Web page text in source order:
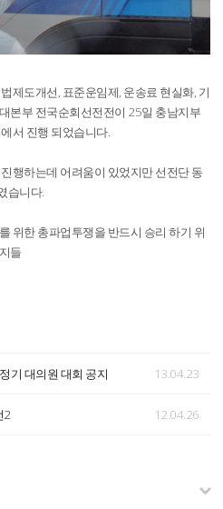
제도개선, 표준운임제, 운송료 현실화, 기
본부 전국순회선전전이 25일 충남지부
서 진행 되었습니다.
행하는데 어려움이 있었지만 선전단 동
습니다.
위한 총파업투쟁을 반드시 승리 하기 위
들
기 대의원 대회 공지 13.04.23
2 12.04.26